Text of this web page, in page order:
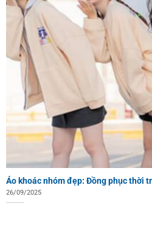
Áo khoác nhóm đẹp: Đồng phục thời
26/09/2025